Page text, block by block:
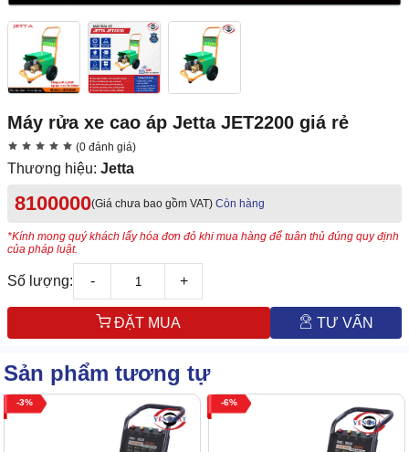
Máy rửa xe cao áp Jetta JET2200 giá rẻ
(0 đánh giá)
Thương hiệu: Jetta
8100000(Giá chưa bao gồm VAT) Còn hàng
*Kính mong quý khách lấy hóa đơn đỏ khi mua hàng để tuân thủ đúng quy định
của pháp luật.
Số lượng: - +
ĐẶT MUA TƯ VẤN
Sản phẩm tương tự
3 6